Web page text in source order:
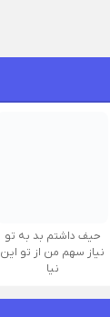
حیف داشتم بد به تو
نیاز سهم من از تو این
نیا